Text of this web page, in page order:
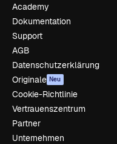
Academy
Dokumentation
Support
AGB
Datenschutzerklärung
Originale Neu
Cookie-Richtlinie
Vertrauenszentrum
Partner
Unternehmen